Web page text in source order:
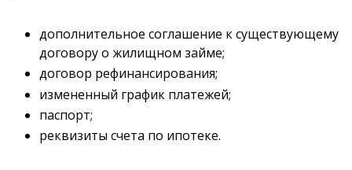
дополнительное соглашение к существующему
договору о жилищном займе;
договор рефинансирования;
измененный график платежей;
паспорт;
реквизиты счета по ипотеке.